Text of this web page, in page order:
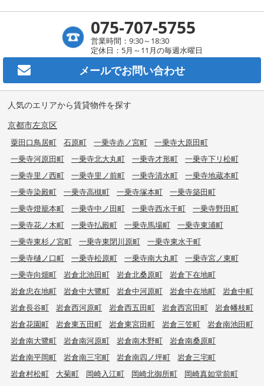
075-707-5755
営業時間：9:30～18:30
定休日：5月～11月の毎週水曜日
メールでお問い合わせ
人気のエリアから賃貸物件を探す
京都市左京区
粟田口鳥居町 石原町 一乗寺赤ノ宮町
一乗寺大原田町
一乗寺河原田町
一乗寺北大丸町 一乗寺才形町
一乗寺下リ松町
一乗寺里ノ西町
一乗寺里ノ前町 一乗寺清水町
一乗寺地蔵本町
一乗寺染殿町
一乗寺高槻町 一乗寺塚本町
一乗寺築田町
一乗寺燈籠本町
一乗寺中ノ田町 一乗寺西水干町
一乗寺野田町
一乗寺花ノ木町
一乗寺払殿町 一乗寺馬場町
一乗寺東浦町
一乗寺東杉ノ宮町
一乗寺東閉川原町
一乗寺東水干町
一乗寺樋ノ口町
一乗寺松原町 一乗寺南大丸町
一乗寺宮ノ東町
一乗寺向畑町
岩倉北池田町 岩倉北桑原町
岩倉下在地町
岩倉忠在地町
岩倉中大鷺町 岩倉中河原町 岩倉中在地町
岩倉中町
岩倉長谷町
岩倉西河原町 岩倉西五田町 岩倉西宮田町
岩倉幡枝町
岩倉花園町
岩倉東五田町 岩倉東宮田町 岩倉三笠町
岩倉南池田町
岩倉南大鷺町
岩倉南河原町 岩倉南木野町
岩倉南桑原町
岩倉南平岡町
岩倉南三宅町 岩倉南四ノ坪町
岩倉三宅町
岩倉村松町
大菊町 岡崎入江町 岡崎北御所町
岡崎真如堂前町